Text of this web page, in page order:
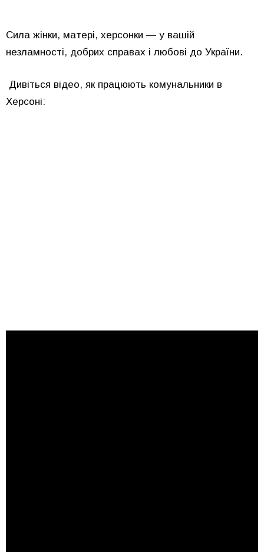
Сила жінки, матері, херсонки — у вашій
незламності, добрих справах і любові до України.
Дивіться відео, як працюють комунальники в
Херсоні: